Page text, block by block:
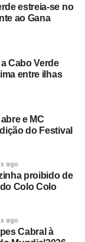
estreia-se no
ao Gana
Cabo Verde
entre ilhas
e MC
do Festival
ago
proibido de
Colo Colo
ago
Cabral à